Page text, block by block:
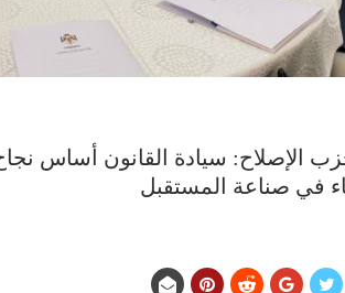
الإصلاح: سيادة القانون أساس
في صناعة المستقبل